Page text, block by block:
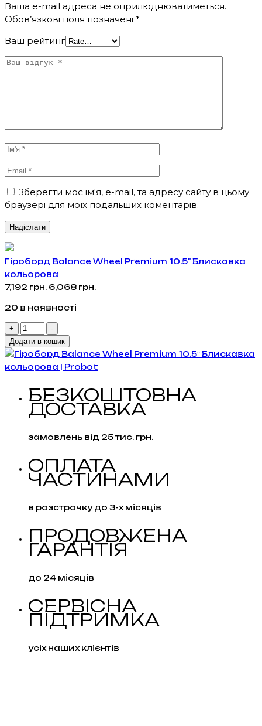
Ваша e-mail адреса не оприлюднюватиметься.
Обов’язкові поля позначені *
Ваш рейтинг
Зберегти моє ім'я, e-mail, та адресу сайту в цьому
браузері для моїх подальших коментарів.
Гіроборд Balance Wheel Premium 10.5" Блискавка
кольорова
7,192грн. Оригінальна
7,192 грн..
6,068 грн.Поточна
20 в наявності
+
Гіроборд
Balance
Wheel
Premium
Блискавка
кольорова
кількість
-
Додати в кошик
БЕЗКОШТОВНА
ДОСТАВКА
замовлень від 25 тис. грн.
ОПЛАТА
ЧАСТИНАМИ
в розстрочку до 3-х місяців
ПРОДОВЖЕНА
ГАРАНТІЯ
до 24 місяців
СЕРВІСНА
ПІДТРИМКА
усіх наших клієнтів